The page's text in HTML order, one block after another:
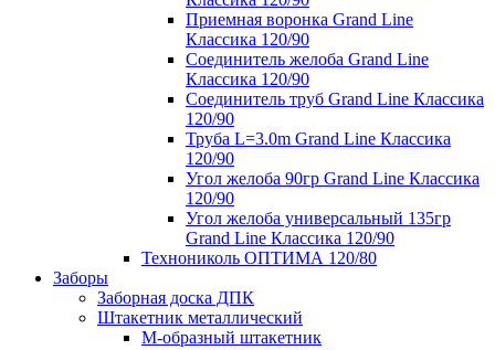
Приемная воронка Grand Line
Классика 120/90
Соединитель желоба Grand Line
Классика 120/90
Соединитель труб Grand Line Классика
120/90
Труба L=3.0m Grand Line Классика
120/90
Угол желоба 90гр Grand Line Классика
120/90
Угол желоба универсальный 135гр
Grand Line Классика 120/90
Технониколь ОПТИМА 120/80
Заборы
Заборная доска ДПК
Штакетник металлический
М-образный штакетник